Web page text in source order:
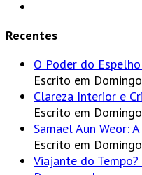
Recentes
O Poder do
Escrito em
Clareza Interior e
Escrito em
Samael Aun Weor:
Escrito em
Viajante do